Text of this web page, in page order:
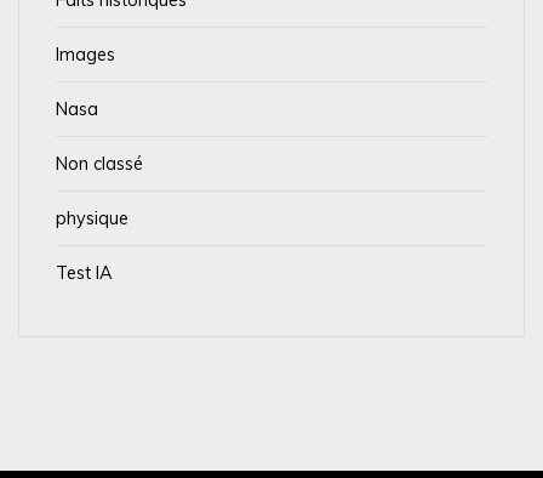
Images
Nasa
Non classé
physique
Test IA